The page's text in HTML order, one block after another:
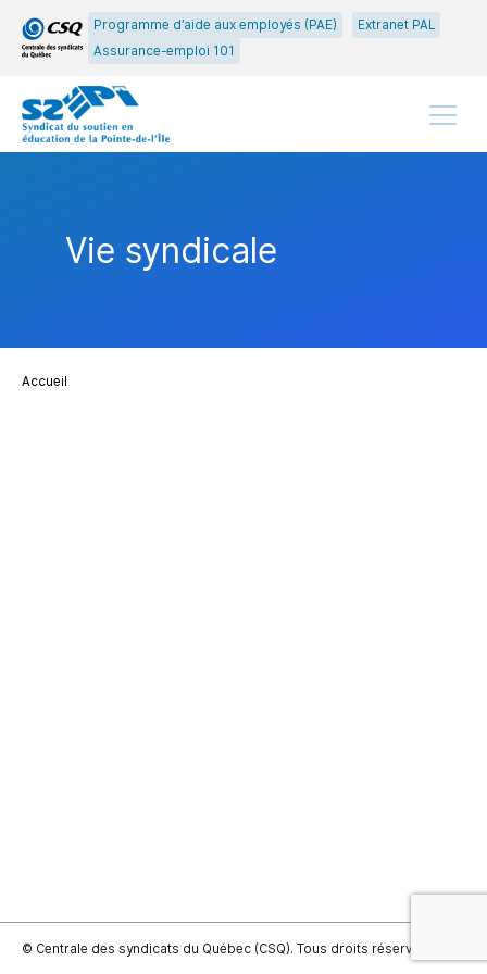
Passer
au
menu
principal
Passer
au
contenu
Programme d’aide aux employés (PAE)
Extranet PAL
Assurance-emploi 101
Vie syndicale
Accueil
© Centrale des syndicats du Québec (CSQ). Tous droits réservés.